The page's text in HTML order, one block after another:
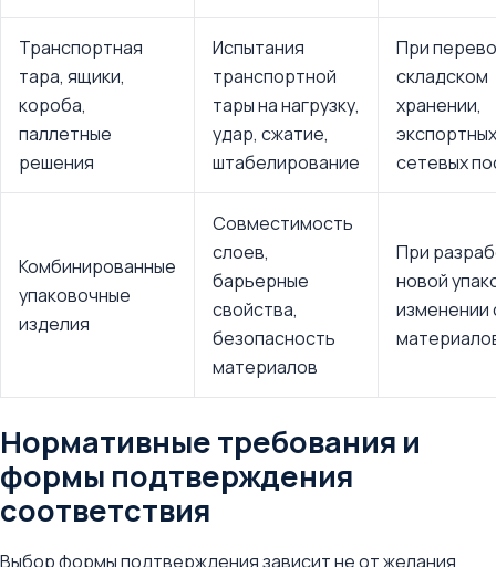
Транспортная
тара, ящики,
короба,
паллетные
решения
Испытания
транспортной
тары на нагрузку,
удар, сжатие,
штабелирование
При
складском
хранении,
сетевых
Комбинированные
упаковочные
изделия
Совместимость
слоев,
барьерные
свойства,
безопасность
материалов
При
новой
изменении
Нормативные требования и
формы подтверждения
соответствия
Выбор формы подтверждения зависит не от желания